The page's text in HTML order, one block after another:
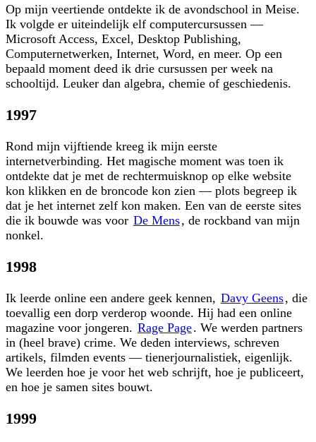
Op mijn veertiende ontdekte ik de avondschool in Meise.
Ik volgde er uiteindelijk elf computercursussen —
Microsoft Access, Excel, Desktop Publishing,
Computernetwerken, Internet, Word, en meer. Op een
bepaald moment deed ik drie cursussen per week na
schooltijd. Leuker dan algebra, chemie of geschiedenis.
1997
Rond mijn vijftiende kreeg ik mijn eerste
internetverbinding. Het magische moment was toen ik
ontdekte dat je met de rechtermuisknop op elke website
kon klikken en de broncode kon zien — plots begreep ik
dat je het internet zelf kon maken. Een van de eerste sites
die ik bouwde was voor De Mens, de rockband van mijn
nonkel.
1998
Ik leerde online een andere geek kennen, Davy Geens, die
toevallig een dorp verderop woonde. Hij had een online
magazine voor jongeren. Rage Page. We werden partners
in (heel brave) crime. We deden interviews, schreven
artikels, filmden events — tienerjournalistiek, eigenlijk.
We leerden hoe je voor het web schrijft, hoe je publiceert,
en hoe je samen sites bouwt.
1999